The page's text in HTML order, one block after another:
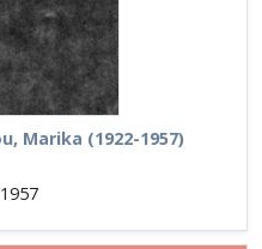
Marika (1922-1957)